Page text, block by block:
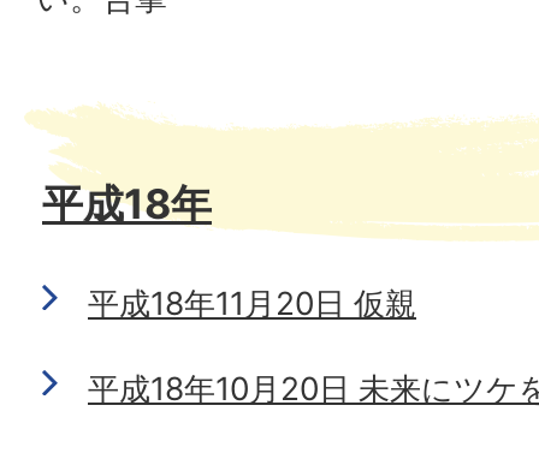
平成18年
平成18年11月20日 仮親
平成18年10月20日 未来にツケ